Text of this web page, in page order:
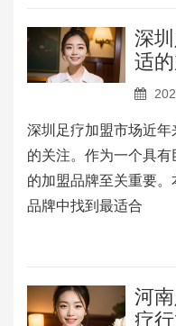
深
适
深圳足疗加盟市场近
的关注。作为一个具
的加盟品牌至关重要
品牌中找到最适合
河
疗